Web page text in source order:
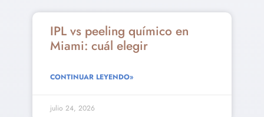
IPL vs peeling químico en
Miami: cuál elegir
CONTINUAR LEYENDO»
julio 24, 2026